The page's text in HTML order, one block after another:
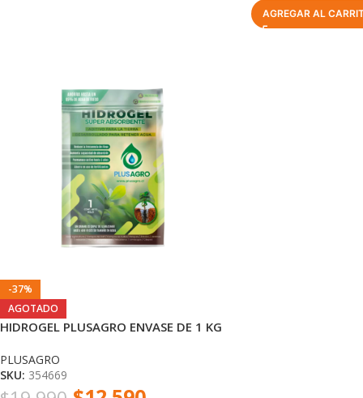
AGREGAR AL
-37%
AGOTADO
HIDROGEL PLUSAGRO ENVASE DE 1 KG
PLUSAGRO
SKU: 354669